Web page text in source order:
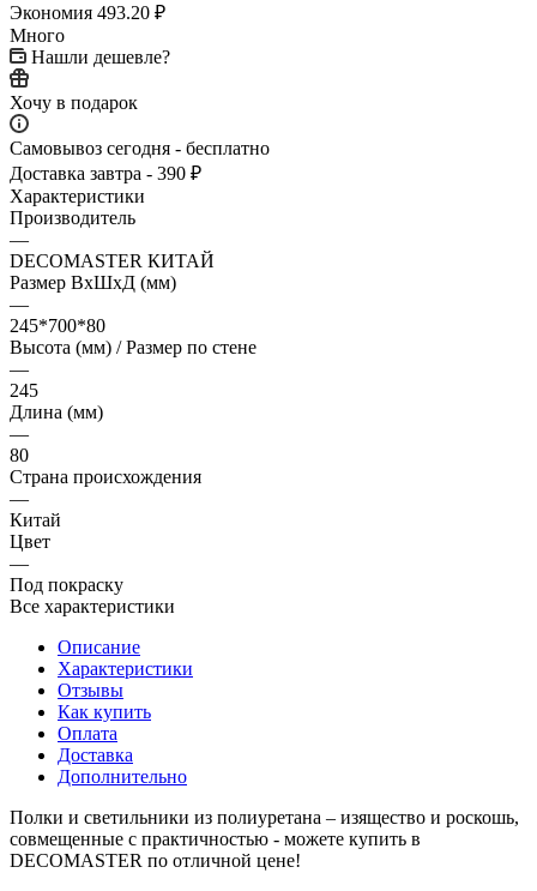
Экономия 493.20 ₽
Много
Нашли дешевле?
Хочу в подарок
Самовывоз сегодня - бесплатно
Доставка завтра - 390 ₽
Характеристики
Производитель
—
DECOMASTER КИТАЙ
Размер ВхШхД (мм)
—
245*700*80
Высота (мм) / Размер по стене
—
245
Длина (мм)
—
80
Страна происхождения
—
Китай
Цвет
—
Под покраску
Все характеристики
Описание
Характеристики
Отзывы
Как купить
Оплата
Доставка
Дополнительно
Полки и светильники из полиуретана – изящество и роскошь,
совмещенные с практичностью - можете купить в
DECOMASTER по отличной цене!